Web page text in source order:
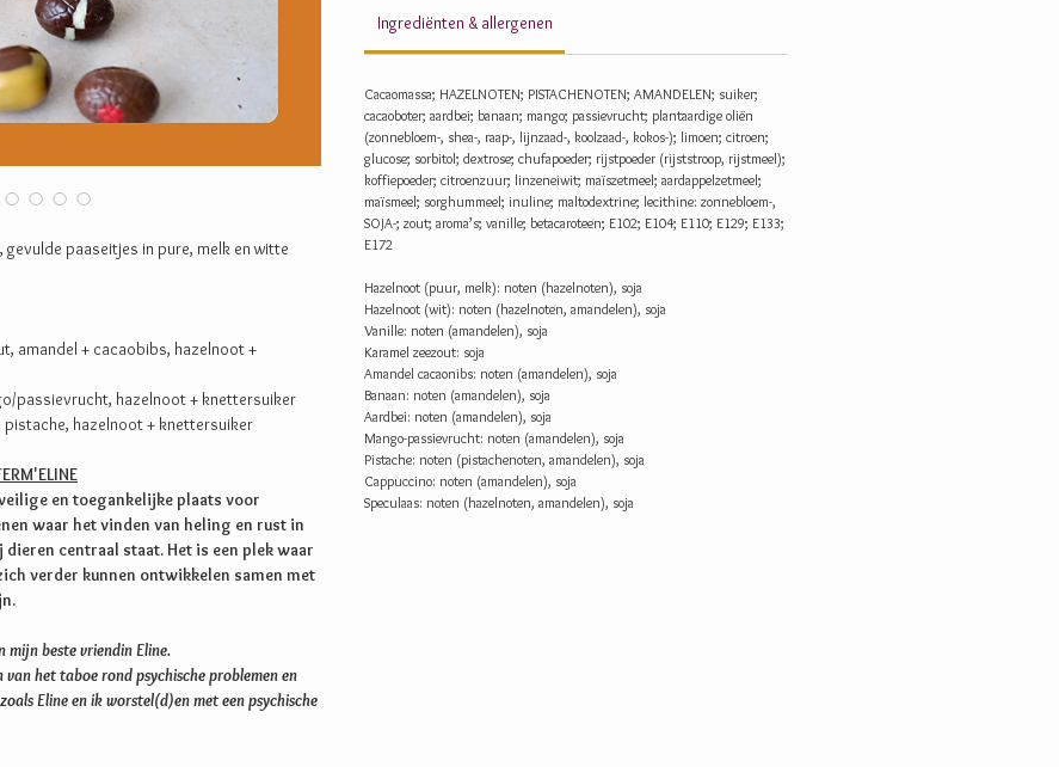
paaseitjes in pure, melk en witte
amandel + cacaobibs, hazelnoot +
passievrucht, hazelnoot + knettersuiker
hazelnoot + knettersuiker
en toegankelijke plaats voor
waar het vinden van heling en rust in
centraal staat. Het is een plek waar
verder kunnen ontwikkelen samen met
mijn beste vriendin Eline.
het taboe rond psychische problemen en
Eline en ik worstel(d)en met een psychische
Ingrediënten & allergenen
Cacaomassa; HAZELNOTEN; PISTACHENOTEN; AMANDELEN; suiker;
cacaoboter; aardbei; banaan; mango; passievrucht; plantaardige oliën
(zonnebloem-, shea-, raap-, lijnzaad-, koolzaad-, kokos-); limoen; citroen;
glucose; sorbitol; dextrose; chufapoeder; rijstpoeder (rijststroop, rijstmeel);
koffiepoeder; citroenzuur; linzeneiwit; maïszetmeel; aardappelzetmeel;
maïsmeel; sorghummeel; inuline; maltodextrine; lecithine: zonnebloem-,
SOJA-; zout; aroma’s; vanille; betacaroteen; E102; E104; E110; E129; E133;
E172
Hazelnoot (puur, melk): noten (hazelnoten), soja
Hazelnoot (wit): noten (hazelnoten, amandelen), soja
Vanille: noten (amandelen), soja
Karamel zeezout: soja
Amandel cacaonibs: noten (amandelen), soja
Banaan: noten (amandelen), soja
Aardbei: noten (amandelen), soja
Mango-passievrucht: noten (amandelen), soja
Pistache: noten (pistachenoten, amandelen), soja
Cappuccino: noten (amandelen), soja
Speculaas: noten (hazelnoten, amandelen), soja